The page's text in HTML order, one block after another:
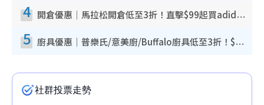
4 開倉優惠｜馬拉松開倉低至3折！直擊$99起買adidas／New Balance／Puma鞋款 STANLEY保溫杯劈價至$119起
5 廚具優惠｜普樂氏/意美廚/Buffalo廚具低至3折！$89起買煎鍋／炒鑊／個人鍋 同場小家電激減至$99起